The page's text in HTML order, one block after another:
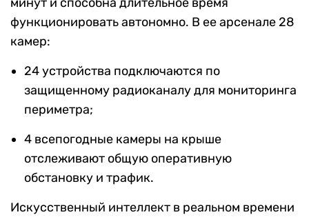
функционировать автономно. В ее арсенале 28
камер:
24 устройства подключаются по
защищенному радиоканалу для мониторинга
периметра;
4 всепогодные камеры на крыше
отслеживают общую оперативную
обстановку и трафик.
Искусственный интеллект в реальном времени